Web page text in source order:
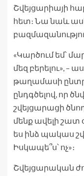
Շվեյցարիայի
հետ։ Նա նաև
«Կարծում եմ՝
մեզ բերելու»,
թաղամասի
ընդգծելով, որ
շվեյցարացի
մենք ավելի շատ
ես ինձ պակաս
Իսկապե՞ս՝ ոչ»։
Շվեյցարական